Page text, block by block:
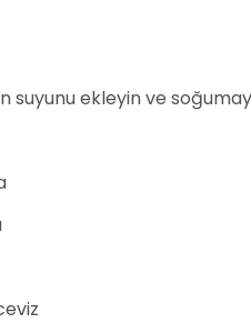
suyunu ekleyin ve